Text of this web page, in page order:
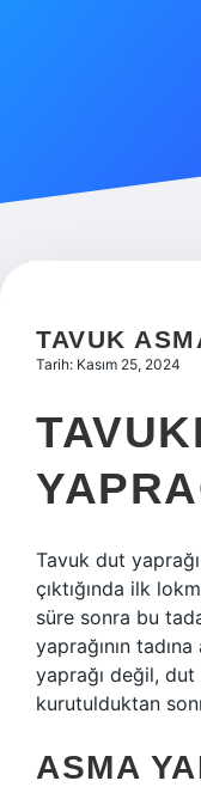
TAVUK
Tarih: Kasım 25, 2024
Tavuk dut
çıktığında ilk
süre sonra bu
yaprağının
yaprağı değil,
kurutulduktan
ASMA